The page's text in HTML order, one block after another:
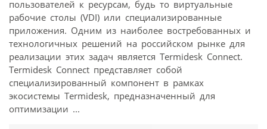
пользователей к ресурсам, будь то виртуальные
рабочие столы (VDI) или специализированные
приложения. Одним из наиболее востребованных и
технологичных решений на российском рынке для
реализации этих задач является Termidesk Connect.
Termidesk Connect представляет собой
специализированный компонент в рамках
экосистемы Termidesk, предназначенный для
оптимизации ...